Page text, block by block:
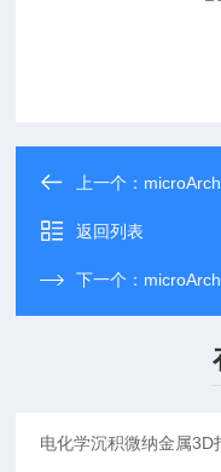
上一个：
返回列表
下一个：